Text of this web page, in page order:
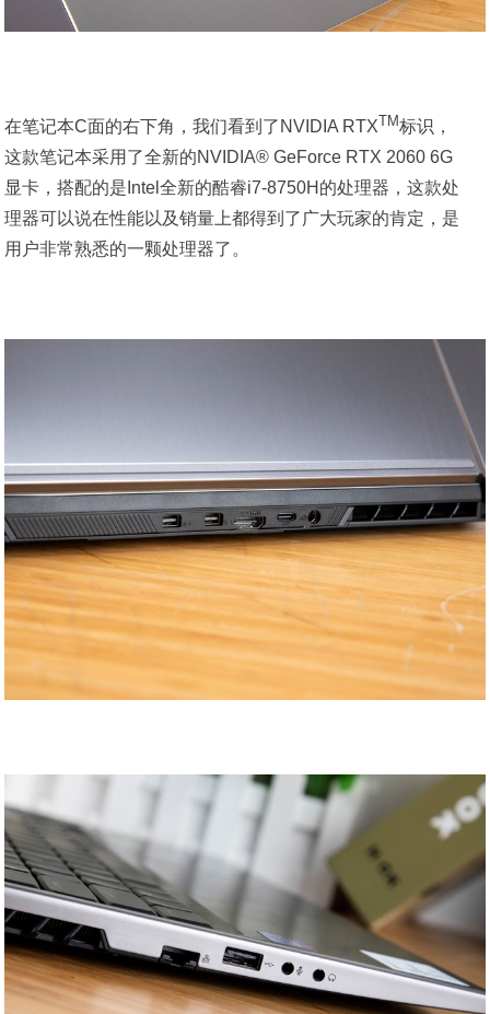
在笔记本C面的右下角，我们看到了NVIDIA RTXTM标识，
这款笔记本采用了全新的NVIDIA® GeForce RTX 2060 6G
显卡，搭配的是Intel全新的酷睿i7-8750H的处理器，这款处
理器可以说在性能以及销量上都得到了广大玩家的肯定，是
用户非常熟悉的一颗处理器了。